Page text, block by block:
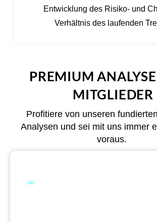
Entwicklung des Risiko- und
Verhältnis des laufenden
PREMIUM
MITGLIEDER
Profitiere von unseren
Analysen und sei mit uns immer
voraus.